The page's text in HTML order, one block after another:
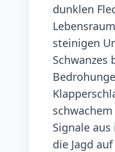
dunklen
steinigen
Signale
die Jagd